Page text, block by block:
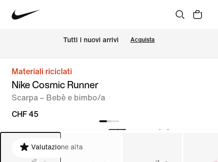
Tutti i nuovi arrivi Acquista
Materiali riciclati
Nike Cosmic Runner
Scarpa – Bebè e bimbo/a
CHF 45
Valutazione alta